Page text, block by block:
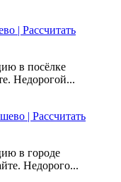
| Рассчитать
в посёлке
Недорогой...
| Рассчитать
в городе
Недорого...